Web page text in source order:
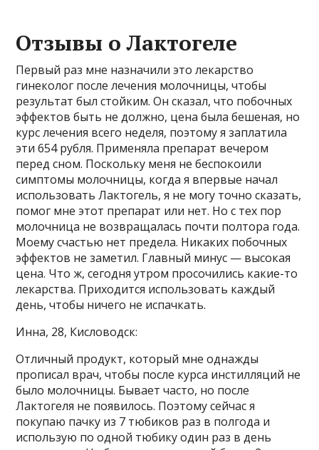
Отзывы о Лактогеле
Первый раз мне назначили это лекарство
гинеколог после лечения молочницы, чтобы
результат был стойким. Он сказал, что побочных
эффектов быть не должно, цена была бешеная, но
курс лечения всего неделя, поэтому я заплатила
эти 654 рубля. Применяла препарат вечером
перед сном. Поскольку меня не беспокоили
симптомы молочницы, когда я впервые начал
использовать Лактогель, я не могу точно сказать,
помог мне этот препарат или нет. Но с тех пор
молочница не возвращалась почти полтора года.
Моему счастью нет предела. Никаких побочных
эффектов не заметил. Главный минус — высокая
цена. Что ж, сегодня утром просочились какие-то
лекарства. Приходится использовать каждый
день, чтобы ничего не испачкать.
Инна, 28, Кисловодск:
Отличный продукт, который мне однажды
прописал врач, чтобы после курса инстилляций не
было молочницы. Бывает часто, но после
Лактогеля не появилось. Поэтому сейчас я
покупаю пачку из 7 тюбиков раз в полгода и
использую по одной тюбику один раз в день